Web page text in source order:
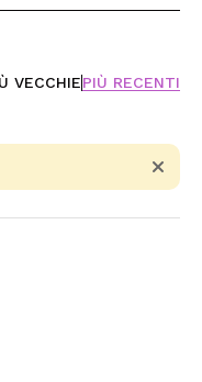
VECCHIEPIÙ RECENTI